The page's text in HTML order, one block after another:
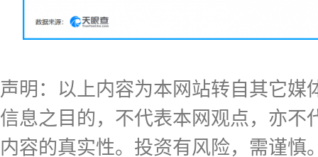
声明：以上内容为本网站转自其它媒
信息之目的，不代表本网观点，亦不
内容的真实性。投资有风险，需谨慎